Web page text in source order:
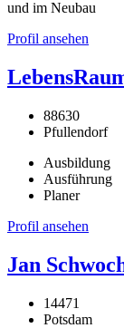
und im Neubau
Profil ansehen
88630
Pfullendorf
Ausbildung
Ausführung
Planer
Profil ansehen
Jan
14471
Potsdam